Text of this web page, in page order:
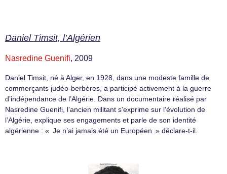
Daniel Timsit, l’Algérien
Nasredine Guenifi, 2009
Daniel Timsit, né à Alger, en 1928, dans une modeste famille de
commerçants judéo-berbères, a participé activement à la guerre
d’indépendance de l’Algérie. Dans un documentaire réalisé par
Nasredine Guenifi, l’ancien militant s’exprime sur l’évolution de
l’Algérie, explique ses engagements et parle de son identité
algérienne : « Je n’ai jamais été un Européen » déclare-t-il.